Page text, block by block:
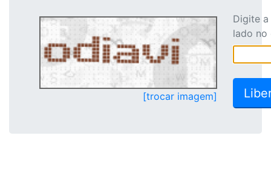
[trocar imagem]
Digite
lado no